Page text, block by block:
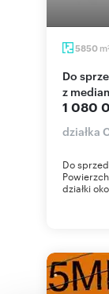
5850 m
Do sprzedania działka budowlana 5850 m²
z
1 080
działka
Do
działki